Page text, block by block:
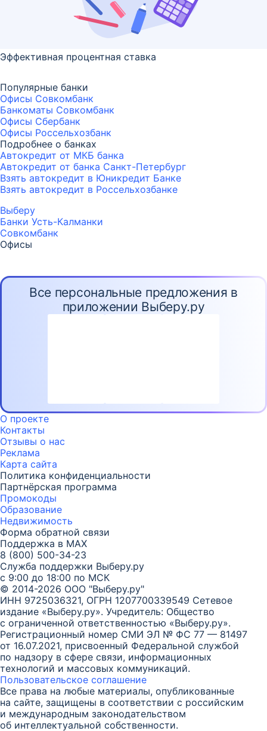
Эффективная процентная ставка
Популярные банки
Офисы Совкомбанк
Банкоматы Совкомбанк
Офисы Сбербанк
Офисы Россельхозбанк
Подробнее о банках
Автокредит от МКБ банка
Автокредит от банка Санкт-Петербург
Взять автокредит в Юникредит Банке
Взять автокредит в Россельхозбанке
Выберу
Банки Усть-Калманки
Совкомбанк
Офисы
Все персональные предложения в
приложении Выберу.ру
О проекте
Контакты
Отзывы о нас
Реклама
Карта сайта
Политика конфиденциальности
Партнёрская программа
Промокоды
Образование
Недвижимость
Форма обратной связи
Поддержка в MAX
8 (800) 500-34-23
Служба поддержки Выберу.ру
с 9:00 до 18:00 по МСК
© 2014-2026 ООО "Выберу.ру"
ИНН 9725036321, ОГРН 1207700339549 Сетевое
издание «Выберу.ру». Учредитель: Общество
с ограниченной ответственностью «Выберу.ру».
Регистрационный номер СМИ ЭЛ № ФС 77 — 81497
от 16.07.2021, присвоенный Федеральной службой
по надзору в сфере связи, информационных
технологий и массовых коммуникаций.
Пользовательское соглашение
Все права на любые материалы, опубликованные
на сайте, защищены в соответствии с российским
и международным законодательством
об интеллектуальной собственности.